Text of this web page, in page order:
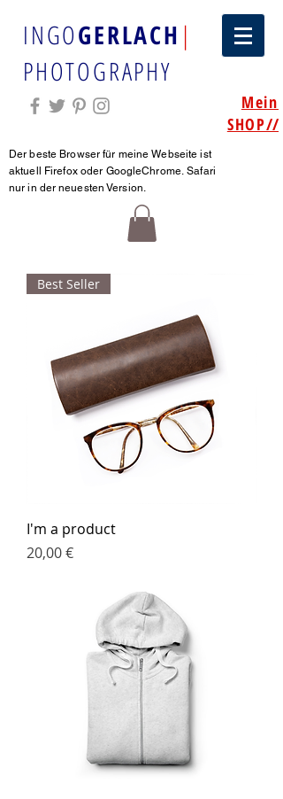
INGOGERLACH |
PHOTOGRAPHY
Mein
SHOP//
Der beste Browser für meine Webseite ist
aktuell Firefox oder GoogleChrome.Safari
nur in der neuesten Version.
Best Seller
I'm a product
Preis
20,00 €